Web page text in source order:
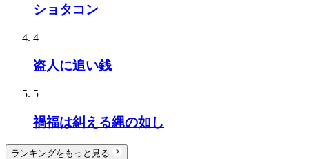
ショタコン
4
盗人に追い銭
5
禍福は糾える縄の如し
ランキングをもっと見る